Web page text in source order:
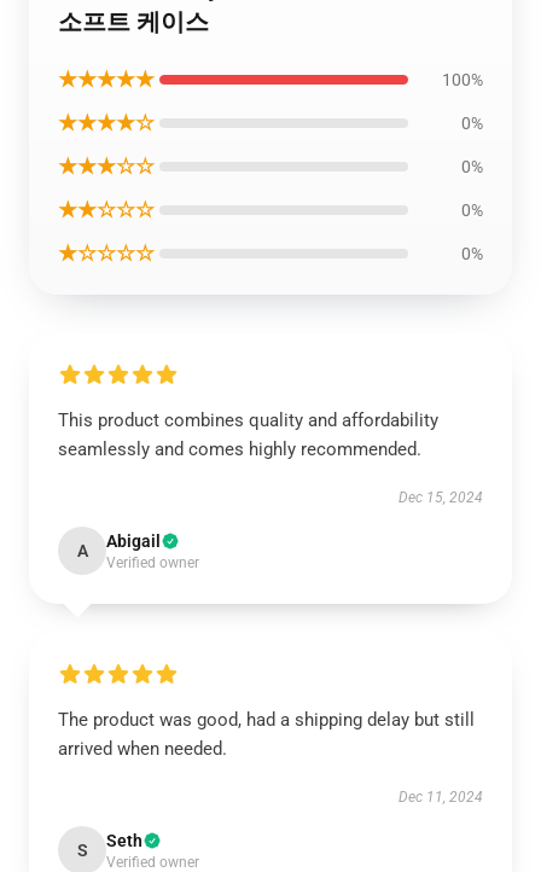
소프트 케이스
★★★★★ 100%
★★★★☆ 0%
★★★☆☆ 0%
★★☆☆☆ 0%
★☆☆☆☆ 0%
This product combines quality and affordability
seamlessly and comes highly recommended.
Dec 15, 2024
A Abigail
Verified owner
The product was good, had a shipping delay but still
arrived when needed.
Dec 11, 2024
S Seth
Verified owner